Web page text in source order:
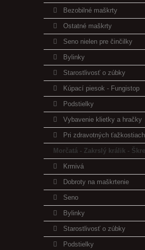
Bezobilné maškrty
Ostatné maškrty
Seno nielen pre činčilky
Bylinky
Starostlivosť o zúbky
Kúpací piesok - Fungistop
Podstielky
Vybavenie klietky a hračky
Pri zdravotných ťažkostiach
Morčatá - Zakrslý králik -
Krmivá
Dobroty na maškrtenie
Seno
Bylinky
Starostlivosť o zúbky
Podstielky